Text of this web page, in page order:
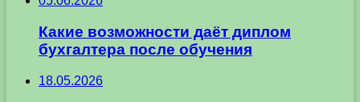
Какие возможности даёт диплом
бухгалтера после обучения
18.05.2026